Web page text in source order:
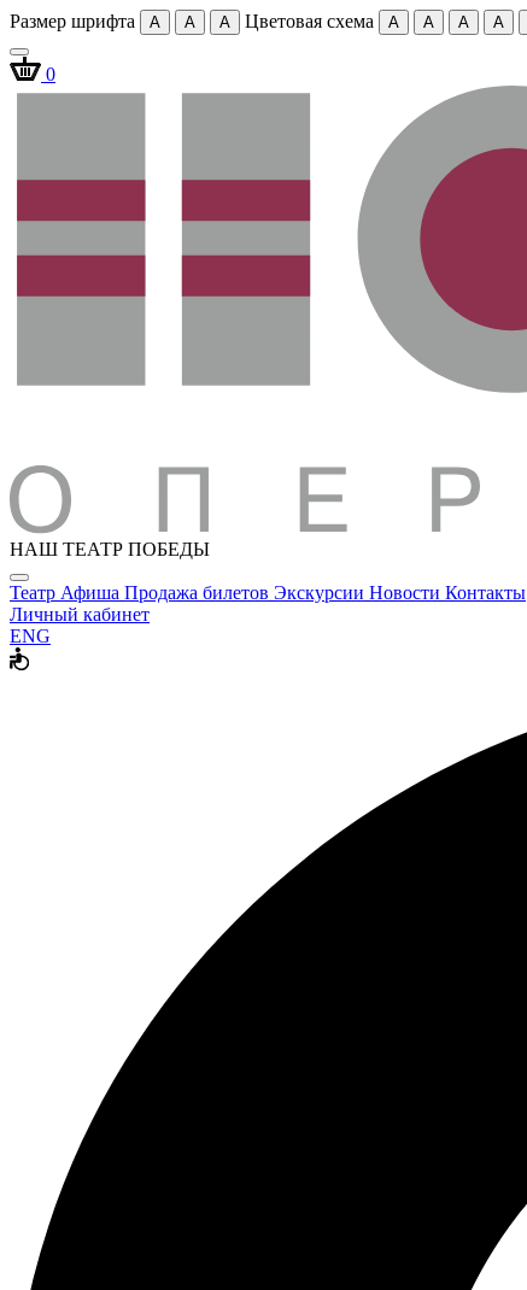
Размер шрифта A A A Цветовая схема A A A A
0
НАШ ТЕАТР ПОБЕДЫ
Театр Афиша Продажа билетов Экскурсии Новости Контакты
Личный кабинет
ENG